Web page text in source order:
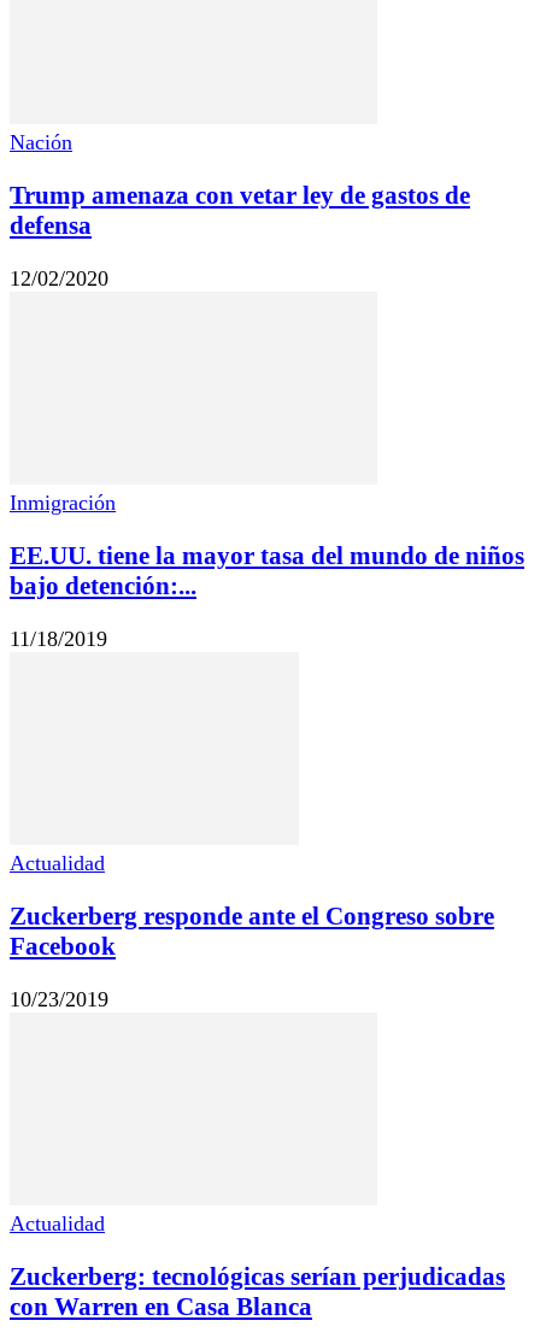
Nación
Trump amenaza con vetar ley de gastos de
defensa
12/02/2020
Inmigración
EE.UU. tiene la mayor tasa del mundo de niños
bajo detención:...
11/18/2019
Actualidad
Zuckerberg responde ante el Congreso sobre
Facebook
10/23/2019
Actualidad
Zuckerberg: tecnológicas serían perjudicadas
con Warren en Casa Blanca